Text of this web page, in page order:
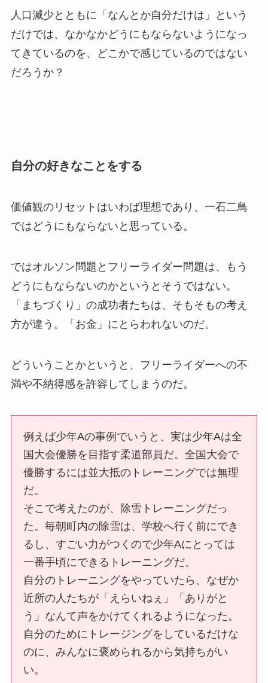
人口減少とともに「なんとか自分だけは」という
だけでは、なかなかどうにもならないようになっ
てきているのを、どこかで感じているのではない
だろうか？
自分の好きなことをする
価値観のリセットはいわば理想であり、一石二鳥
ではどうにもならないと思っている。
ではオルソン問題とフリーライダー問題は、もう
どうにもならないのかというとそうではない。
「まちづくり」の成功者たちは、そもそもの考え
方が違う。「お金」にとらわれないのだ。
どういうことかというと、フリーライダーへの不
満や不納得感を許容してしまうのだ。
例えば少年Aの事例でいうと、実は少年Aは全
国大会優勝を目指す柔道部員だ。全国大会で
優勝するには並大抵のトレーニングでは無理
だ。
そこで考えたのが、除雪トレーニングだっ
た。毎朝町内の除雪は、学校へ行く前にでき
るし、すごい力がつくので少年Aにとっては
一番手頃にできるトレーニングだ。
自分のトレーニングをやっていたら、なぜか
近所の人たちが「えらいねぇ」「ありがと
う」なんて声をかけてくれるようになった。
自分のためにトレージングをしているだけな
のに、みんなに褒められるから気持ちがい
い。